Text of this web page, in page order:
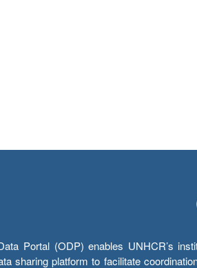
Portal (ODP) enables UNHCR’s
sharing platform to facilitate